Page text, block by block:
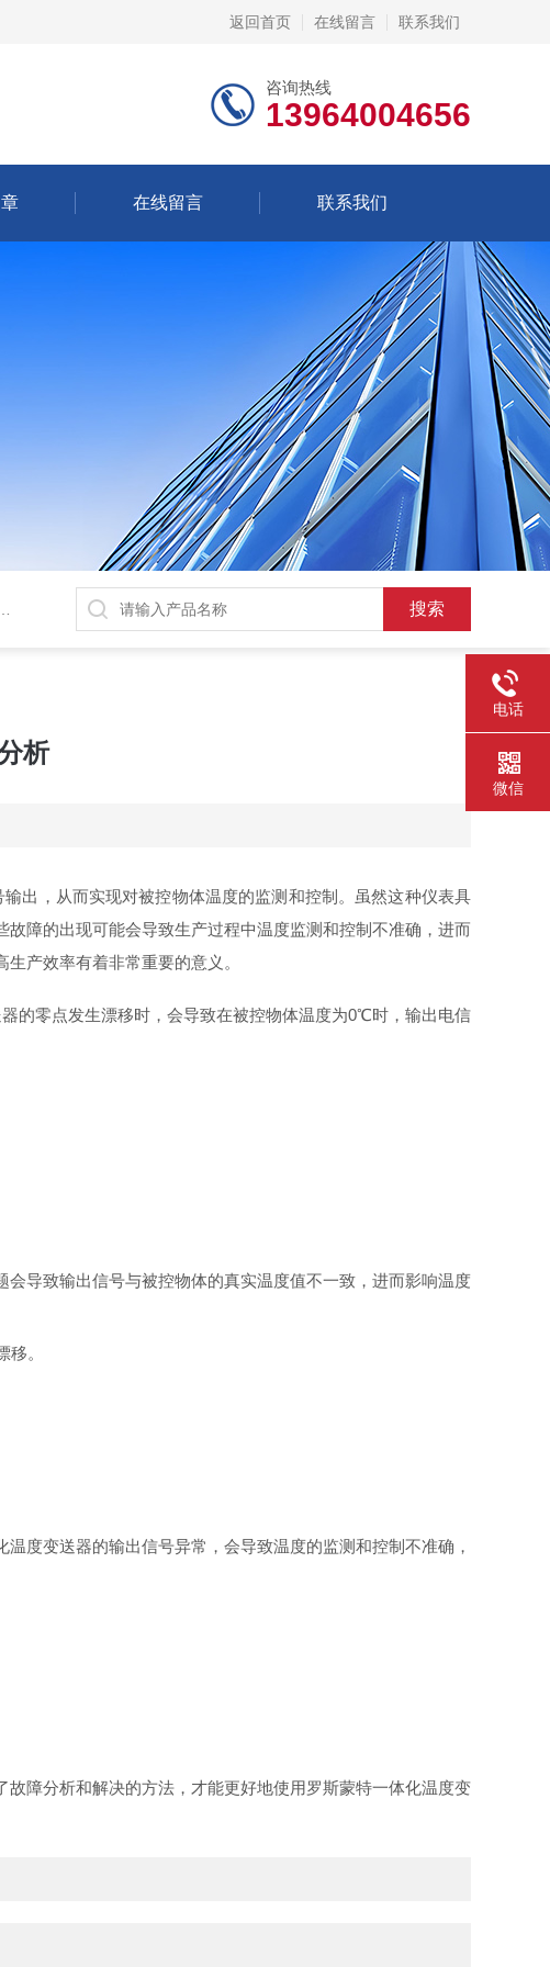
返回首页 在线留言 联系我们
咨询热线
13964004656
在线留言 联系我们
析
出，从而实现对被控物体温度的监测和控制。虽然这种仪表具
障的出现可能会导致生产过程中温度监测和控制不准确，进而
产效率有着非常重要的意义。
零点发生漂移时，会导致在被控物体温度为0℃时，输出电信
导致输出信号与被控物体的真实温度值不一致，进而影响温度
。
变送器的输出信号异常，会导致温度的监测和控制不准确，
障分析和解决的方法，才能更好地使用罗斯蒙特一体化温度变
电话
微信